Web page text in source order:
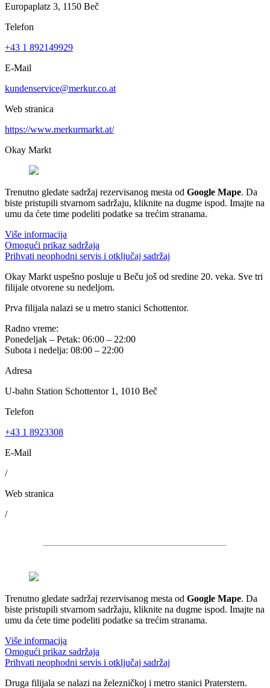
Europaplatz 3, 1150 Beč
Telefon
+43 1 892149929
E-Mail
kundenservice@merkur.co.at
Web stranica
https://www.merkurmarkt.at/
Okay Markt
Trenutno gledate sadržaj rezervisanog mesta od Google Mape. Da
biste pristupili stvarnom sadržaju, kliknite na dugme ispod. Imajte na
umu da ćete time podeliti podatke sa trećim stranama.
Više informacija
Omogući prikaz sadržaja
Prihvati neophodni servis i otključaj sadržaj
Okay Markt uspešno posluje u Beču još od sredine 20. veka. Sve tri
filijale otvorene su nedeljom.
Prva filijala nalazi se u metro stanici Schottentor.
Radno vreme:
Ponedeljak – Petak: 06:00 – 22:00
Subota i nedelja: 08:00 – 22:00
Adresa
U-bahn Station Schottentor 1, 1010 Beč
Telefon
+43 1 8923308
E-Mail
/
Web stranica
/
Trenutno gledate sadržaj rezervisanog mesta od Google Mape. Da
biste pristupili stvarnom sadržaju, kliknite na dugme ispod. Imajte na
umu da ćete time podeliti podatke sa trećim stranama.
Više informacija
Omogući prikaz sadržaja
Prihvati neophodni servis i otključaj sadržaj
Druga filijala se nalazi na železničkoj i metro stanici Praterstern.